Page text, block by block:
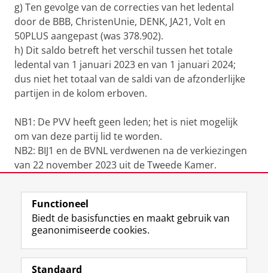
g) Ten gevolge van de correcties van het ledental
door de BBB, ChristenUnie, DENK, JA21, Volt en
50PLUS aangepast (was 378.902).
h) Dit saldo betreft het verschil tussen het totale
ledental van 1 januari 2023 en van 1 januari 2024;
dus niet het totaal van de saldi van de afzonderlijke
partijen in de kolom erboven.
NB1: De PVV heeft geen leden; het is niet mogelijk
om van deze partij lid te worden.
NB2: BIJ1 en de BVNL verdwenen na de verkiezingen
van 22 november 2023 uit de Tweede Kamer.
Laatst gewijzigd: 22 september 2025 16:27
Volg de RUG
F
a
L
i
R
S
I
n
Y
o
Functioneel
Biedt de basisfuncties en maakt gebruik van
geanonimiseerde cookies.
Standaard